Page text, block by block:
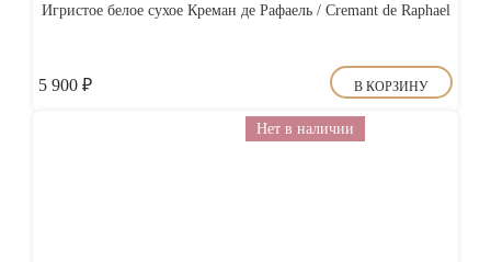
Игристое белое сухое Креман де Рафаель / Cremant de Raphael
5 900 ₽ В КОРЗИНУ
Нет в наличии